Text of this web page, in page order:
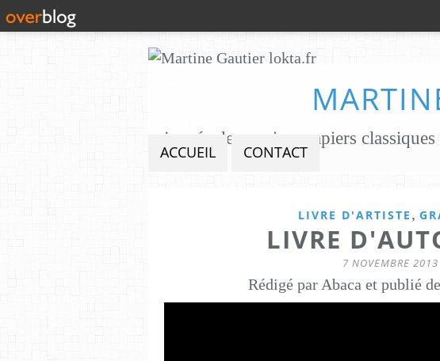
ACCUEIL CONTACT
LIVRE D'ARTISTE ,
LIVRE
7 NOVEMBRE 2013
Rédigé par Abaca et publié